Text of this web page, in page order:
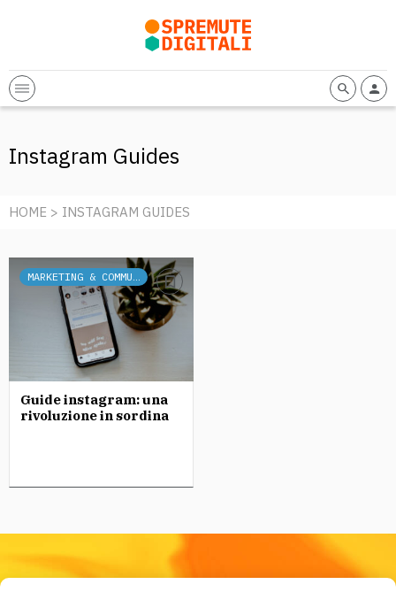
Instagram Guides
HOME > INSTAGRAM GUIDES
MARKETING & COMMUNICATION
Guide instagram: una
rivoluzione in sordina